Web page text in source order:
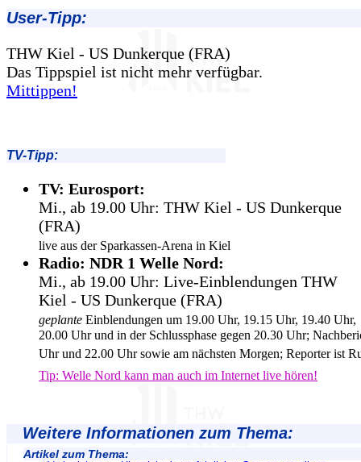
User-Tipp:
THW Kiel - US Dunkerque (FRA)
Das Tippspiel ist nicht mehr verfügbar.
Mittippen!
TV-Tipp:
TV: Eurosport:
Mi., ab 19.00 Uhr: THW Kiel - US Dunkerque
(FRA)
live aus der Sparkassen-Arena in Kiel
Radio: NDR 1 Welle Nord:
Mi., ab 19.00 Uhr: Live-Einblendungen THW
Kiel - US Dunkerque (FRA)
geplante Einblendungen um 19.00 Uhr, 19.15 Uhr, 19.40 Uhr,
20.00 Uhr und in der Schlussphase gegen 20.30 Uhr;
Uhr und 22.00 Uhr sowie am nächsten Morgen; Reporter ist
Tip: Welle Nord kann man auch im Internet live hören!
Weitere Informationen zum Thema:
Artikel zum Thema: